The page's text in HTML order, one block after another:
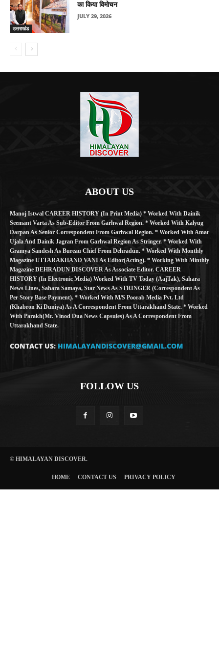
उत्तराखंड
का किया विमोचन
JULY 29, 2026
ABOUT US
Manoj Istwal CAREER HISTORY (in Print Media) * Worked With Dainik
Seemant Varta As Sub-Editor From Garhwal Region. * Worked With Kalyug
Darpan As Senior Correspondent From Garhwal Region. * Worked With Amar
Ujala And Dainik Jagran From Garhwal Region As Stringer. * Worked With
Gramya Sandesh As Bureau Chief From Dehradun. * Worked With Monthly
Magazine UTTARAKHAND VANI As Editor(Acting). * Working With Minthly
Magazine DEHRADUN DISCOVER As Associate Editor. CAREER
HISTORY (in Electronic Media) Worked With TV Today (AajTak), Sahara
News Lines, Sahara Samaya, Star News As STRINGER (Correspondent As
Per Story Base Payment). * Worked With M/S Poorab Media Pvt. Ltd
(Khabron Ki Duniya) As A Correspondent From Uttarakhand State. * Worked
With Parakh(Mr. Vinod Dua News Capsules) As A Correspondent From
Uttarakhand State.
CONTACT US: HIMALAYANDISCOVER@GMAIL.COM
FOLLOW US
© HIMALAYAN DISCOVER.
HOME CONTACT US PRIVACY POLICY